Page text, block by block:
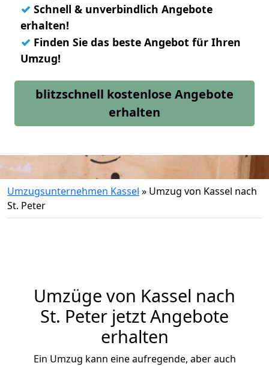
✓ Schnell & unverbindlich Angebote
erhalten!
✓ Finden Sie das beste Angebot für Ihren
Umzug!
blitzschnell kostenlose Angebote
erhalten
Umzugsunternehmen Kassel » Umzug von Kassel nach
St. Peter
Umzüge von Kassel nach
St. Peter jetzt Angebote
erhalten
Ein Umzug kann eine aufregende, aber auch